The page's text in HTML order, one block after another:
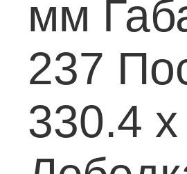
мм
237
330.4